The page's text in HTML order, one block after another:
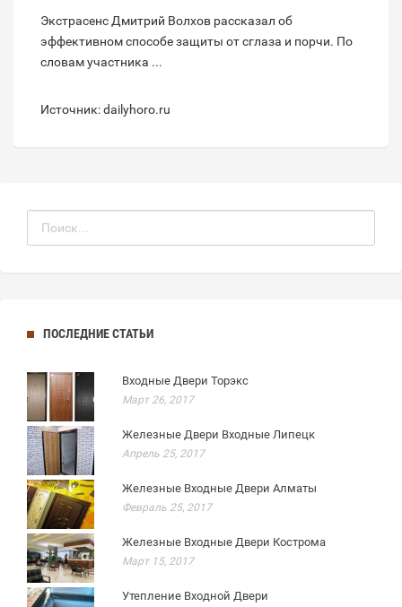
Экстрасенс Дмитрий Волхов рассказал об
эффективном способе защиты от сглаза и порчи. По
словам участника ...
Источник: dailyhoro.ru
ПОСЛЕДНИЕ СТАТЬИ
Входные Двери Торэкс
Март 26, 2017
Железные Двери Входные Липецк
Апрель 25, 2017
Железные Входные Двери Алматы
Февраль 25, 2017
Железные Входные Двери Кострома
Март 15, 2017
Утепление Входной Двери